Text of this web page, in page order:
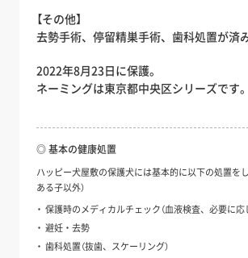
【その他】
去勢手術、停留精巣手術、歯科処置が済
2022年8月23日に保護。
ネーミングは東京都中央区シリーズです。
◎ 基本の健康処置
ハッピー犬屋敷の保護犬には基本的に以下の処置を
ある子以外）
保護時のメディカルチェック（血液検査、必要に応
避妊・去勢
歯科処置（抜歯、スケーリング）